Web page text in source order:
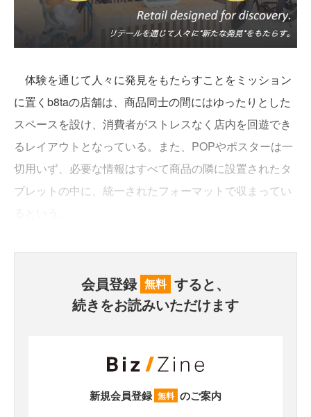
体験を通じて人々に発見をもたらすことをミッション
に置くb8taの店舗は、商品同士の間にはゆったりとした
スペースを設け、消費者がストレスなく店内を回遊でき
るレイアウトとなっている。また、POPやポスターは一
切用いず、必要な情報はすべて商品の隣に設置されたタ
ブレットの中に、統一されたフォーマットで収まってい
会員登録 無料 すると、
続きをお読みいただけます
新規会員登録 無料 のご案内